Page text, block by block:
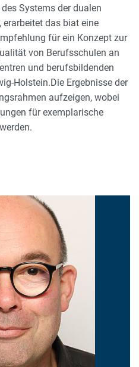
Systems der dualen
das biat eine
für ein Konzept zur
von Berufsschulen an
und berufsbildenden
Holstein.Die Ergebnisse der
aufzeigen, wobei
für exemplarische